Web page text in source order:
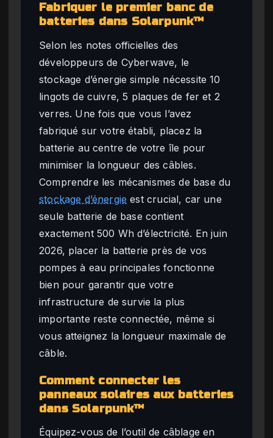
Fabriquer le premier banc de
batteries dans Solarpunk™
Selon les notes officielles des
développeurs de Cyberwave, le
stockage d’énergie simple nécessite 10
lingots de cuivre, 5 plaques de fer et 2
verres. Une fois que vous l’avez
fabriqué sur votre établi, placez la
batterie au centre de votre île pour
minimiser la longueur des câbles.
Comprendre les mécanismes de base du
stockage d’énergie est crucial, car une
seule batterie de base contient
exactement 500 Wh d’électricité. En juin
2026, placer la batterie près de vos
pompes à eau principales fonctionne
bien pour garantir que votre
infrastructure de survie la plus
importante reste connectée, même si
vous atteignez la longueur maximale de
câble.
Comment connecter les
panneaux solaires aux batteries
dans Solarpunk™
Équipez-vous de l’outil de câblage en